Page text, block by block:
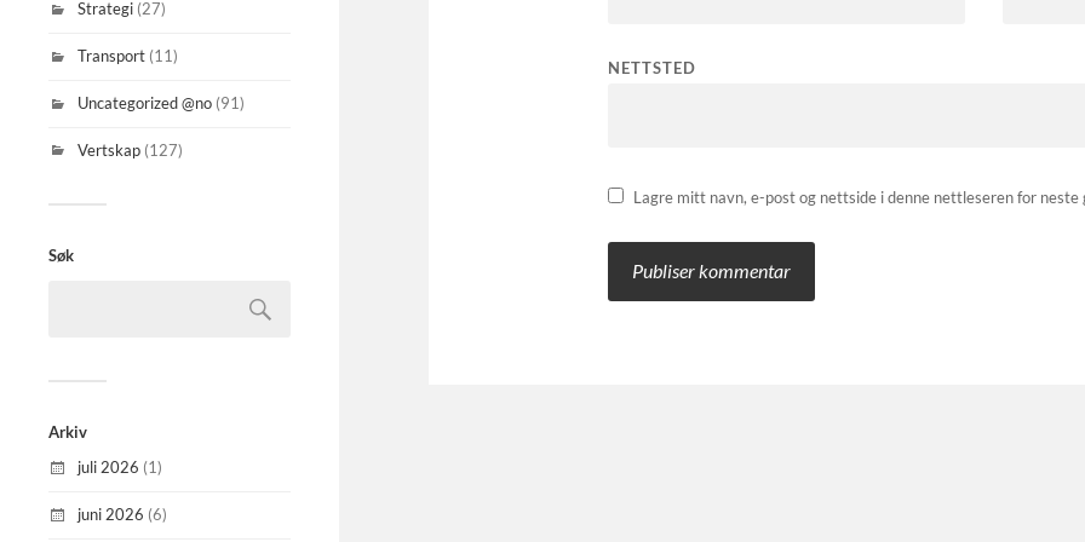
Strategi (27)
Transport (11)
Uncategorized @no (91)
Vertskap (127)
Søk
Arkiv
juli 2026 (1)
juni 2026 (6)
NETTSTED
Lagre mitt navn, e-post og nettside i denne nettleseren for neste